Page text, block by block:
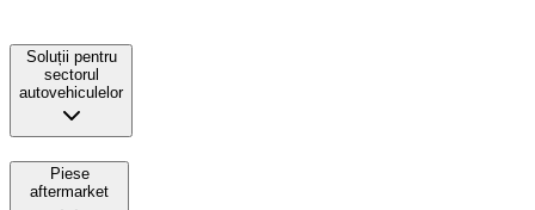
Soluții pentru
sectorul
autovehiculelor
Piese
aftermarket